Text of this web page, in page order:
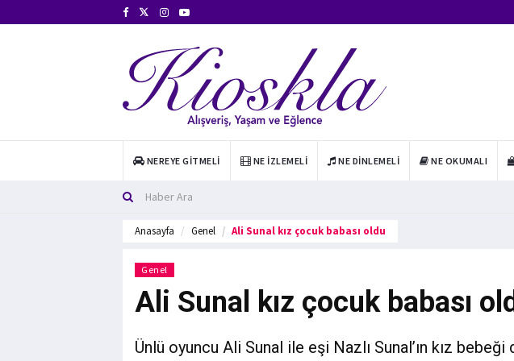
NEREYE GITMELI NE İZLEMELI NE DINLEMELI NE OKUMALI
Anasayfa Genel Ali Sunal kız çocuk babası oldu
Genel
Ali Sunal kız çocuk babası
Ünlü oyuncu Ali Sunal ile eşi Nazlı Sunal’ın kız bebeği